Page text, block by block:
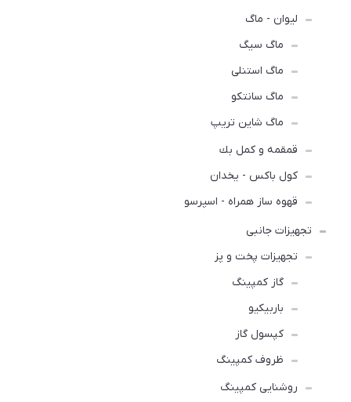
لیوان - ماگ
ماگ سیگ
ماگ استنلی
ماگ سانتکو
ماگ شاین تریپ
قمقمه و كمل بك
کول باکس - یخدان
قهوه ساز همراه - اسپرسو
تجهیزات جانبی
تجهیزات پخت و پز
گاز کمپینگ
باربیکیو
کپسول گاز
ظروف کمپینگ
روشنایی کمپینگ